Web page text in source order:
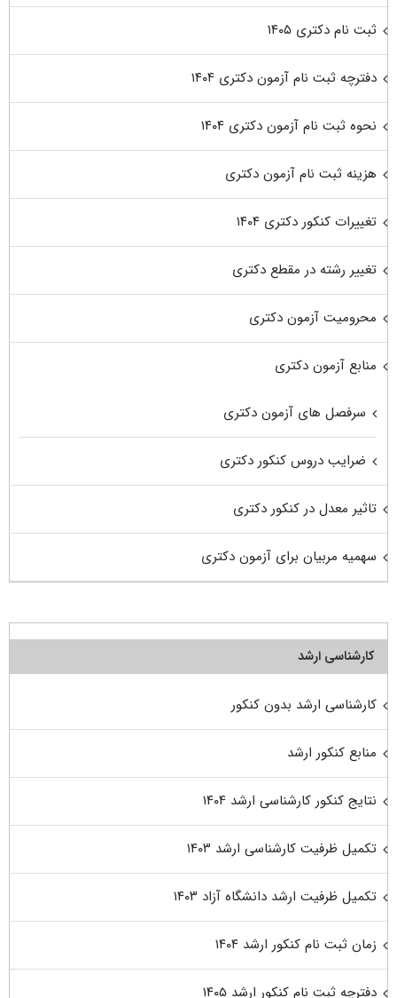
ثبت نام دکتری ۱۴۰۵
دفترچه ثبت نام آزمون دکتری ۱۴۰۴
نحوه ثبت نام آزمون دکتری ۱۴۰۴
هزینه ثبت نام آزمون دکتری
تغییرات کنکور دکتری ۱۴۰۴
تغییر رشته در مقطع دکتری
محرومیت آزمون دکتری
منابع آزمون دکتری
سرفصل های آزمون دکتری
ضرایب دروس کنکور دکتری
تاثیر معدل در کنکور دکتری
سهمیه مربیان برای آزمون دکتری
کارشناسی ارشد
کارشناسی ارشد بدون کنکور
منابع کنکور ارشد
نتایج کنکور کارشناسی ارشد ۱۴۰۴
تکمیل ظرفیت کارشناسی ارشد ۱۴۰۳
تکمیل ظرفیت ارشد دانشگاه آزاد ۱۴۰۳
زمان ثبت نام کنکور ارشد ۱۴۰۴
دفترچه ثبت نام کنکور ارشد ۱۴۰۵